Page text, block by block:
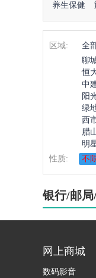
养生保健
区域: 全
聊
恒
中
阳
绿
西
腊
明
性质:
不
银行/邮
网上商城
数码影音